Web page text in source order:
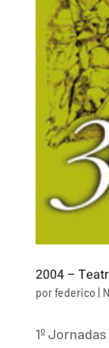
2004 –
porfederico
1º